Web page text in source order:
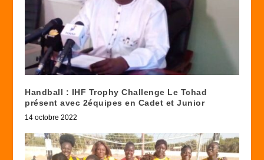
Handball : IHF Trophy Challenge Le Tchad
présent avec 2équipes en Cadet et Junior
14 octobre 2022